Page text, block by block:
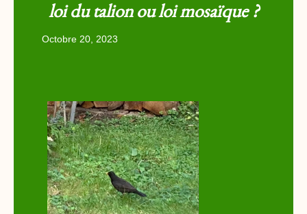
loi du talion ou loi mosaïque ?
Octobre 20, 2023